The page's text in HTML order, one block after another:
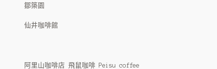
鄒築園
仙井咖啡館
阿里山咖啡店 飛鼠咖啡 Peisu coffee